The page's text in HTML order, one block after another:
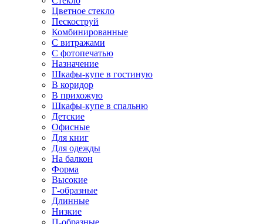
Цветное стекло
Пескоструй
Комбинированные
С витражами
С фотопечатью
Назначение
Шкафы-купе в гостиную
В коридор
В прихожую
Шкафы-купе в спальню
Детские
Офисные
Для книг
Для одежды
На балкон
Форма
Высокие
Г-образные
Длинные
Низкие
П-образные